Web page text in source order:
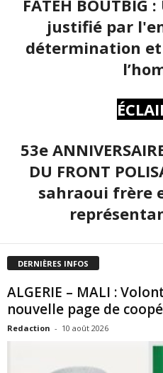
FATEH
justifié par
détermination
53e
DU FRONT
sahraoui frère
DERNIÈRES INFOS
ALGERIE – MALI :
nouvelle page de
Redaction - 10 août 2026